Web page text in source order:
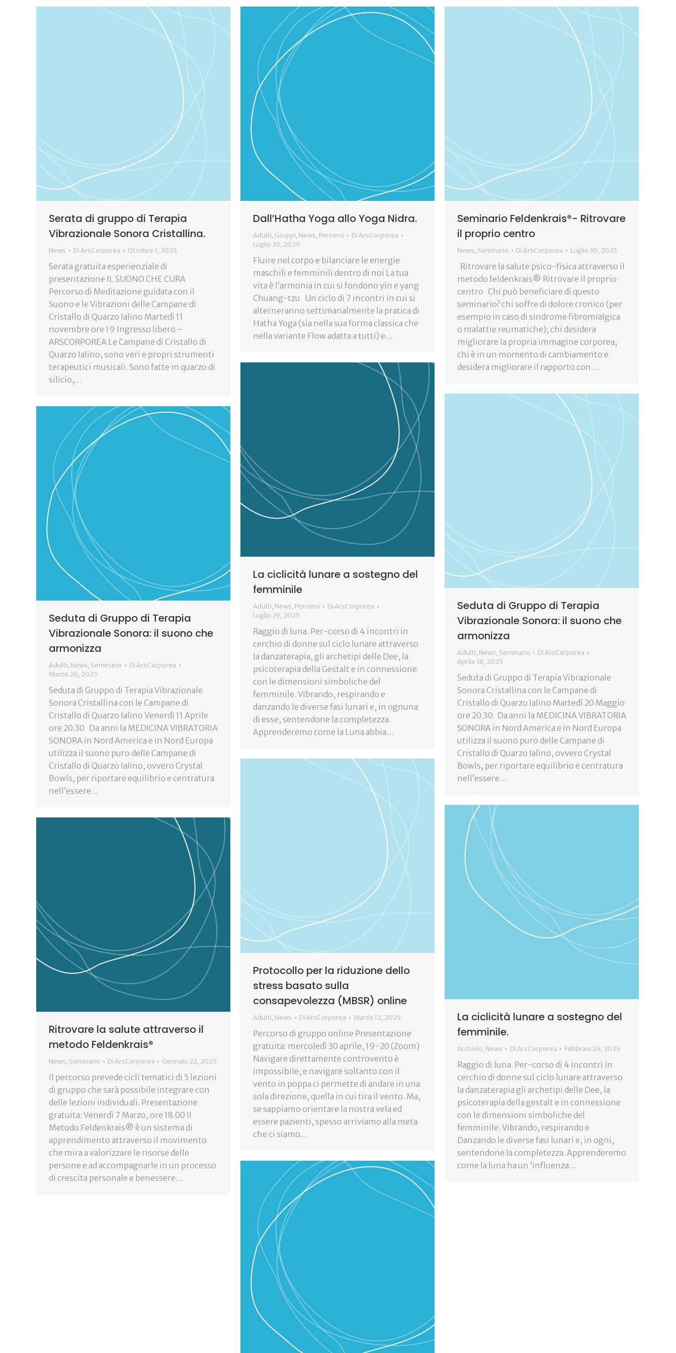
Serata di gruppo di Terapia
Vibrazionale Sonora Cristallina.
News DiArsCorporea Ottobre 1, 2025
Serata gratuita esperienziale di
presentazione IL SUONO CHE CURA
Percorso di Meditazione guidata con il
Suono e le Vibrazioni delle Campane di
Cristallo di Quarzo Ialino Martedì 11
novembre ore 19 Ingresso libero –
ARSCORPOREA Le Campane di Cristallo di
Quarzo Ialino, sono veri e propri strumenti
terapeutici musicali. Sono fatte in quarzo di
silicio,…
Dall’Hatha Yoga allo Yoga Nidra.
Adulti, Gruppi, News, Percorsi DiArsCorporea
Luglio 30, 2025
Fluire nel corpo e bilanciare le energie
maschili e femminili dentro di noi La tua
vita è l’armonia in cui si fondono yin e yang
Chuang-tzu Un ciclo di 7 incontri in cui si
alterneranno settimanalmente la pratica di
Hatha Yoga (sia nella sua forma classica che
nella variante Flow adatta a tutti) e…
Seminario Feldenkrais®️- Ritrovare
il proprio centro
News, Seminario DiArsCorporea Luglio 30, 2025
Ritrovare la salute psico-fisica attraverso il
metodo feldenkrais®️ Ritrovare il proprio
centro Chi può beneficiare di questo
seminario? chi soffre di dolore cronico (per
esempio in caso di sindrome fibromialgica
o malattie reumatiche); chi desidera
migliorare la propria immagine corporea;
chi è in un momento di cambiamento e
desidera migliorare il rapporto con…
La ciclicità lunare a sostegno del
femminile
Adulti, News, Percorsi DiArsCorporea
Luglio 29, 2025
Raggio di luna. Per-corso di 4 incontri in
cerchio di donne sul ciclo lunare attraverso
la danzaterapia, gli archetipi delle Dee, la
psicoterapia della Gestalt e in connessione
con le dimensioni simboliche del
femminile. Vibrando, respirando e
danzando le diverse fasi lunari e, in ognuna
di esse, sentendone la completezza.
Apprenderemo come la Luna abbia…
Seduta di Gruppo di Terapia
Vibrazionale Sonora: il suono che
armonizza
Adulti, News, Seminario DiArsCorporea
Aprile 18, 2025
Seduta di Gruppo di Terapia Vibrazionale
Sonora Cristallina con le Campane di
Cristallo di Quarzo Ialino Martedì 20 Maggio
ore 20.30 Da anni la MEDICINA VIBRATORIA
SONORA in Nord America e in Nord Europa
utilizza il suono puro delle Campane di
Cristallo di Quarzo Ialino, ovvero Crystal
Bowls, per riportare equilibrio e centratura
nell’essere…
Seduta di Gruppo di Terapia
Vibrazionale Sonora: il suono che
armonizza
Adulti, News, Seminario DiArsCorporea
Marzo 26, 2025
Seduta di Gruppo di Terapia Vibrazionale
Sonora Cristallina con le Campane di
Cristallo di Quarzo Ialino Venerdì 11 Aprile
ore 20.30 Da anni la MEDICINA VIBRATORIA
SONORA in Nord America e in Nord Europa
utilizza il suono puro delle Campane di
Cristallo di Quarzo Ialino, ovvero Crystal
Bowls, per riportare equilibrio e centratura
nell’essere…
Protocollo per la riduzione dello
stress basato sulla
consapevolezza (MBSR) online
Adulti, News DiArsCorporea Marzo 12, 2025
Percorso di gruppo online Presentazione
gratuita: mercoledì 30 aprile, 19-20 (Zoom)
Navigare direttamente controvento è
impossibile; e navigare soltanto con il
vento in poppa ci permette di andare in una
sola direzione, quella in cui tira il vento. Ma,
se sappiamo orientare la nostra vela ed
essere pazienti, spesso arriviamo alla meta
che ci siamo…
La ciclicità lunare a sostegno del
femminile.
Archivio, News DiArsCorporea Febbraio 26, 2025
Raggio di luna. Per-corso di 4 incontri in
cerchio di donne sul ciclo lunare attraverso
la danzaterapia gli archetipi delle Dee, la
psicoterapia della gestalt e in connessione
con le dimensioni simboliche del
femminile. Vibrando, respirando e
Danzando le diverse fasi lunari e, in ogni,
sentendone la completezza. Apprenderemo
come la luna ha un ‘influenza…
Ritrovare la salute attraverso il
metodo Feldenkrais®
News, Seminario DiArsCorporea Gennaio 22, 2025
Il percorso prevede cicli tematici di 5 lezioni
di gruppo che sarà possibile integrare con
delle lezioni individuali. Presentazione
gratuita: Venerdì 7 Marzo, ore 18.00 Il
Metodo Feldenkrais® è un sistema di
apprendimento attraverso il movimento
che mira a valorizzare le risorse delle
persone e ad accompagnarle in un processo
di crescita personale e benessere…